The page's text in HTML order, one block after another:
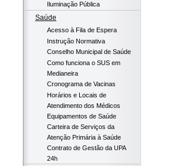
Iluminação Pública
Saúde
Acesso à Fila de Espera
Instrução Normativa
Conselho Municipal de Saúde
Como funciona o SUS em
Medianeira
Cronograma de Vacinas
Horários e Locais de
Atendimento dos Médicos
Equipamentos de Saúde
Carteira de Serviços da
Atenção Primária à Saúde
Contrato de Gestão da UPA
24h